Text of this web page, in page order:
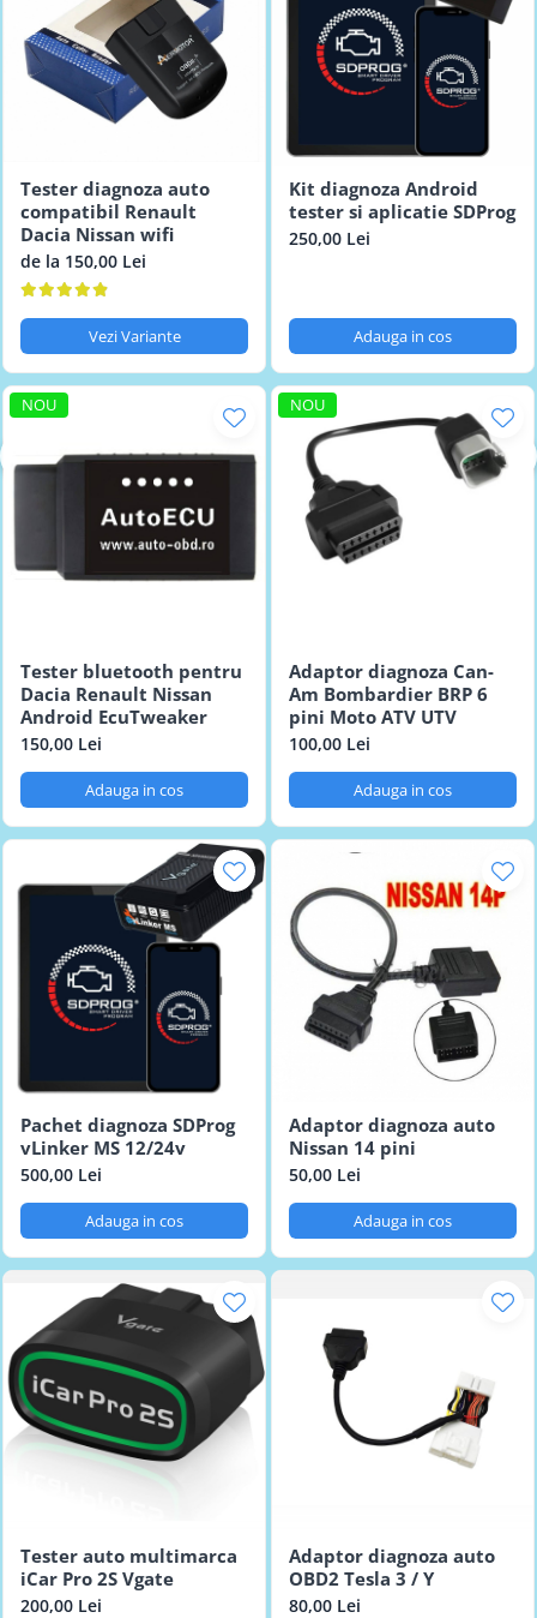
Tester diagnoza auto
compatibil Renault
Dacia Nissan wifi
de la 150,00 Lei
Vezi Variante
Kit diagnoza Android
tester si aplicatie SDProg
250,00 Lei
Adauga in cos
NOU
Tester bluetooth pentru
Dacia Renault Nissan
Android EcuTweaker
150,00 Lei
Adauga in cos
NOU
Adaptor diagnoza Can-
Am Bombardier BRP 6
pini Moto ATV UTV
100,00 Lei
Adauga in cos
Pachet diagnoza SDProg
vLinker MS 12/24v
500,00 Lei
Adauga in cos
Adaptor diagnoza auto
Nissan 14 pini
50,00 Lei
Adauga in cos
Tester auto multimarca
iCar Pro 2S Vgate
200,00 Lei
Adaptor diagnoza auto
OBD2 Tesla 3 / Y
80,00 Lei